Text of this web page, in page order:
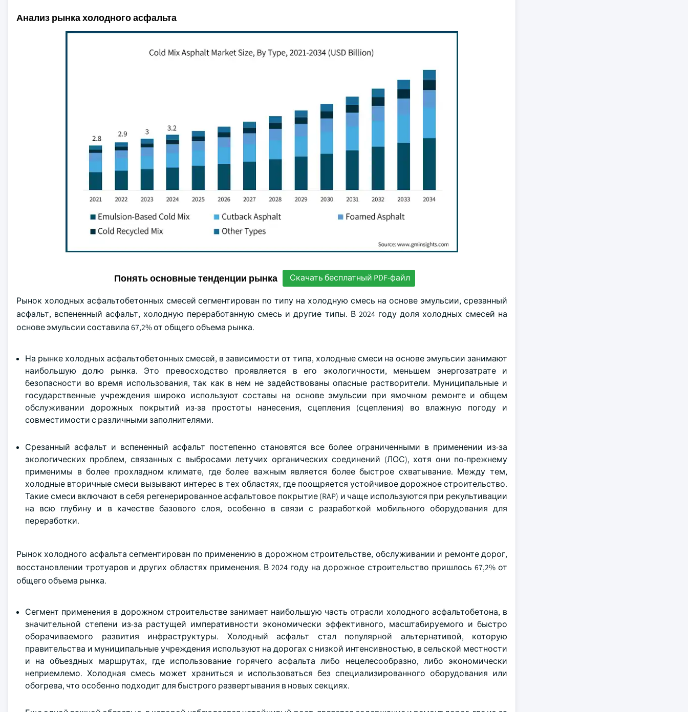
Анализ рынка холодного асфальта
Понять основные тенденции рынка Скачать бесплатный PDF-файл
Рынок холодных асфальтобетонных смесей сегментирован по типу на холодную смесь на основе эмульсии, срезанный
асфальт, вспененный асфальт, холодную переработанную смесь и другие типы. В 2024 году доля холодных смесей на
основе эмульсии составила 67,2% от общего объема рынка.
На рынке холодных асфальтобетонных смесей, в зависимости от типа, холодные смеси на основе эмульсии занимают
наибольшую долю рынка. Это превосходство проявляется в его экологичности, меньшем энергозатрате и
безопасности во время использования, так как в нем не задействованы опасные растворители. Муниципальные и
государственные учреждения широко используют составы на основе эмульсии при ямочном ремонте и общем
обслуживании дорожных покрытий из-за простоты нанесения, сцепления (сцепления) во влажную погоду и
совместимости с различными заполнителями.
Срезанный асфальт и вспененный асфальт постепенно становятся все более ограниченными в применении из-за
экологических проблем, связанных с выбросами летучих органических соединений (ЛОС), хотя они по-прежнему
применимы в более прохладном климате, где более важным является более быстрое схватывание. Между тем,
холодные вторичные смеси вызывают интерес в тех областях, где поощряется устойчивое дорожное строительство.
Такие смеси включают в себя регенерированное асфальтовое покрытие (RAP) и чаще используются при рекультивации
на всю глубину и в качестве базового слоя, особенно в связи с разработкой мобильного оборудования для
переработки.
Рынок холодного асфальта сегментирован по применению в дорожном строительстве, обслуживании и ремонте дорог,
восстановлении тротуаров и других областях применения. В 2024 году на дорожное строительство пришлось 67,2% от
общего объема рынка.
Сегмент применения в дорожном строительстве занимает наибольшую часть отрасли холодного асфальтобетона, в
значительной степени из-за растущей императивности экономически эффективного, масштабируемого и быстро
оборачиваемого развития инфраструктуры. Холодный асфальт стал популярной альтернативой, которую
правительства и муниципальные учреждения используют на дорогах с низкой интенсивностью, в сельской местности
и на объездных маршрутах, где использование горячего асфальта либо нецелесообразно, либо экономически
неприемлемо. Холодная смесь может храниться и использоваться без специализированного оборудования или
обогрева, что особенно подходит для быстрого развертывания в новых секциях.